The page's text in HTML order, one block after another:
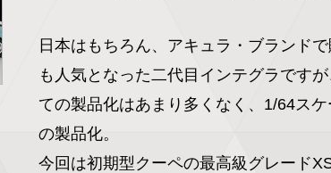
日本はもちろん、アキュラ・ブランド
も人気となった二代目インテグラです
ての製品化はあまり多くなく、1/64ス
の製品化。
今回は初期型クーペの最高級グレード